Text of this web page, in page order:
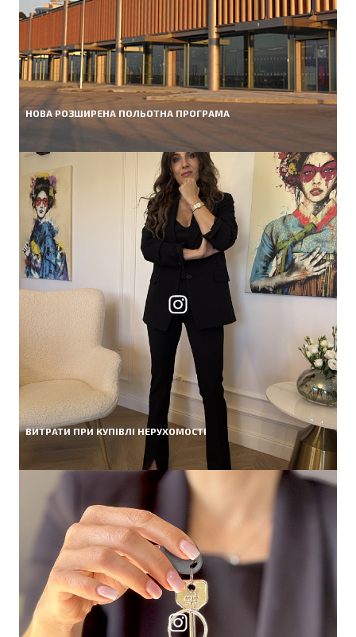
НОВА РОЗШИРЕНА ПОЛЬОТНА ПРОГРАМА
ВИТРАТИ ПРИ КУПІВЛІ НЕРУХОМОСТІ